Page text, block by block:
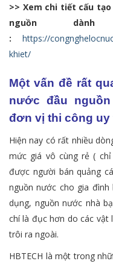
>> Xem chi tiết cấu
nguồn
:
https://
khiet/
Một vấn đề rất
nước đầu
đơn vị thi công uy
Hiện nay có rất nhiều
mức giá vô cùng rẻ (
được người bán quảng
nguồn nước cho gia
dụng, nguồn nước nhà
chí là đục hơn do các vật
trôi ra ngoài.
HBTECH là một trong